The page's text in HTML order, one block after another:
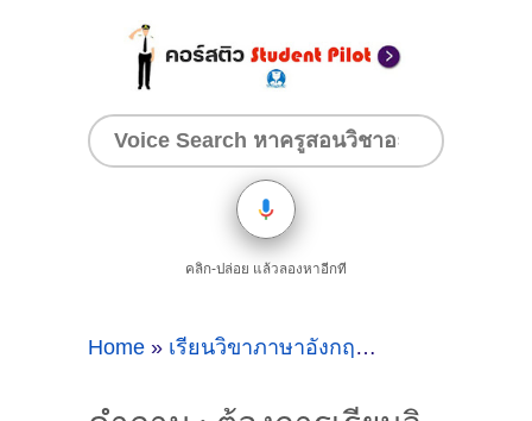
คลิก-ปล่อย แล้วลองหาอีกที
Home » เรียนวิขาภาษาอังกฤษที่พัทยา